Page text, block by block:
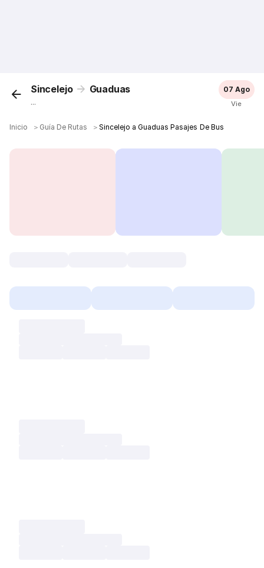
Sincelejo Guaduas
...
07 Ago
Vie
Inicio ＞ Guía De Rutas ＞ Sincelejo a Guaduas Pasajes De Bus